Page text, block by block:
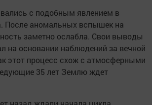
с подобным явлением в
После аномальных вспышек на
заметно ослабла. Свои выводы
на основании наблюдений за вечной
этот процесс схож с атмосферными
35 лет Землю ждет